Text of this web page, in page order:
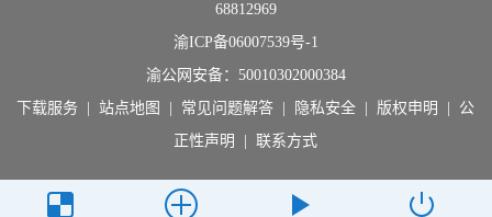
68812969
渝ICP备06007539号-1
渝公网安备： 50010302000384
下载服务 |站点地图 常见问题解答 隐私安全 版权申明
公
正性声明
|联系方式